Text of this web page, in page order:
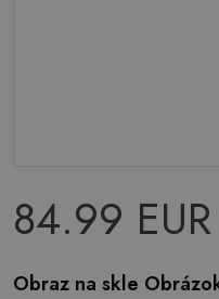
84.99 EUR
Obraz na skle